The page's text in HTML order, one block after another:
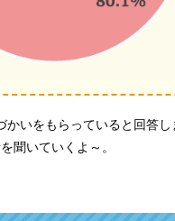
かいをもらっていると回答
聞いていくよ～。